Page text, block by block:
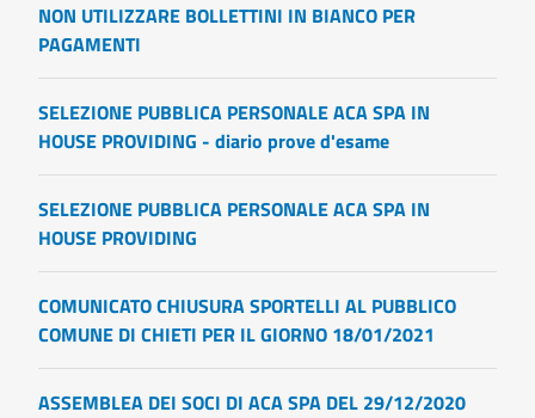
NON UTILIZZARE BOLLETTINI IN BIANCO PER
PAGAMENTI
SELEZIONE PUBBLICA PERSONALE ACA SPA IN
HOUSE PROVIDING - diario prove d'esame
SELEZIONE PUBBLICA PERSONALE ACA SPA IN
HOUSE PROVIDING
COMUNICATO CHIUSURA SPORTELLI AL PUBBLICO
COMUNE DI CHIETI PER IL GIORNO 18/01/2021
ASSEMBLEA DEI SOCI DI ACA SPA DEL 29/12/2020